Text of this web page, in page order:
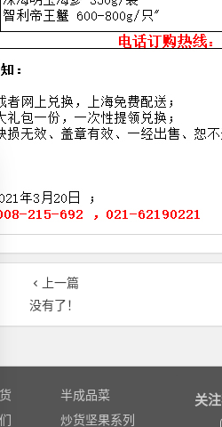
上一篇
没有了！
半成品菜
炒货坚果系列
关